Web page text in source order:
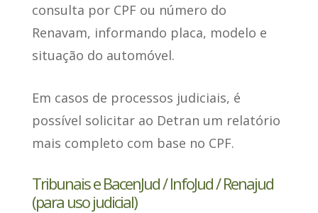
consulta por CPFou número do
Renavam, informando placa, modelo e
situação do automóvel.
Em casos de processos judiciais, é
possível solicitar ao Detran um relatório
mais completo com base no CPF.
Tribunais e BacenJud / InfoJud / Renajud
(para uso judicial)